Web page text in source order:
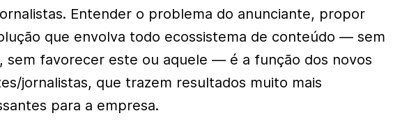
Entender o problema do anunciante, propor
que envolva todo ecossistema de conteúdo — sem
sem favorecer este ou aquele — é a função dos novos
jornalistas, que trazem resultados muito mais
para a empresa.